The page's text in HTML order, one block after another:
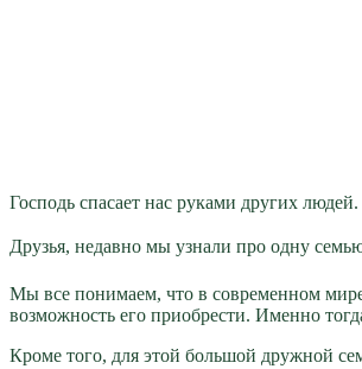
Господь спасает нас руками других
Друзья, недавно мы узнали про одну
Мы все понимаем, что в современном
возможность его приобрести. Именно
Кроме того, для этой большой дружной